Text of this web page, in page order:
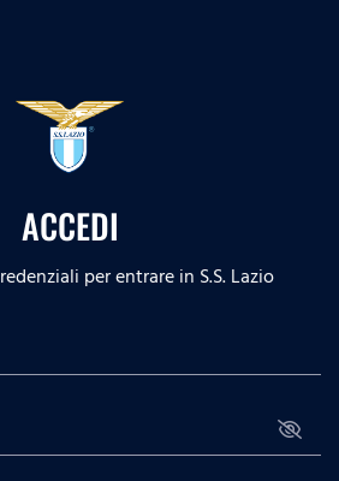
ACCEDI
per entrare in S.S. Lazio